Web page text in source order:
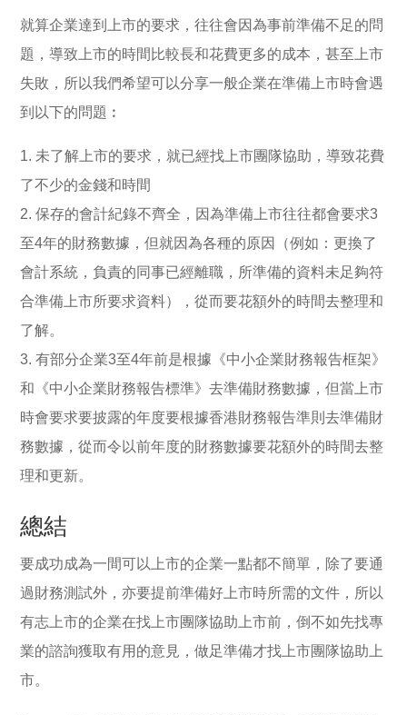
就算企業達到上市的要求，往往會因為事前準備不足的問
題，導致上市的時間比較長和花費更多的成本，甚至上市
失敗，所以我們希望可以分享一般企業在準備上市時會遇
到以下的問題︰
未了解上市的要求，就已經找上市團隊協助，導致花費
了不少的金錢和時間
保存的會計紀錄不齊全，因為準備上市往往都會要求3
至4年的財務數據，但就因為各種的原因（例如：更換了
會計系統，負責的同事已經離職，所準備的資料未足夠符
合準備上市所要求資料），從而要花額外的時間去整理和
了解。
有部分企業3至4年前是根據《中小企業財務報告框架》
和《中小企業財務報告標準》去準備財務數據，但當上市
時會要求要披露的年度要根據香港財務報告準則去準備財
務數據，從而令以前年度的財務數據要花額外的時間去整
理和更新。
總結
要成功成為一間可以上市的企業一點都不簡單，除了要通
過財務測試外，亦要提前準備好上市時所需的文件，所以
有志上市的企業在找上市團隊協助上市前，倒不如先找專
業的諮詢獲取有用的意見，做足準備才找上市團隊協助上
市。